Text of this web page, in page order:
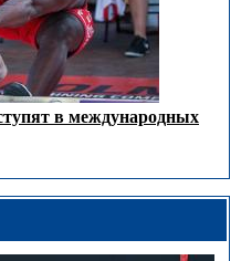
в международных